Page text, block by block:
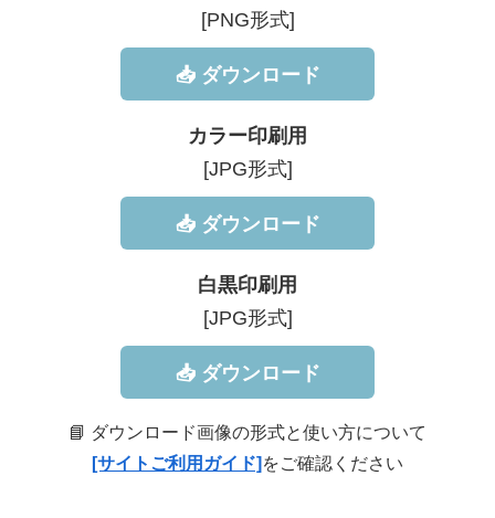
[PNG形式]
📥 ダウンロード
カラー印刷用
[JPG形式]
📥 ダウンロード
白黒印刷用
[JPG形式]
📥 ダウンロード
📘 ダウンロード画像の形式と使い方について
[サイトご利用ガイド] をご確認ください